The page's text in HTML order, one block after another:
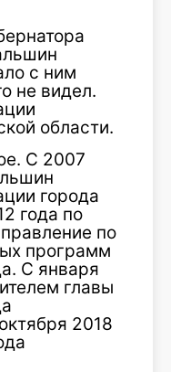
с ним
не видел.
области.
С 2007
города
года по
по
программ
С января
главы
2018